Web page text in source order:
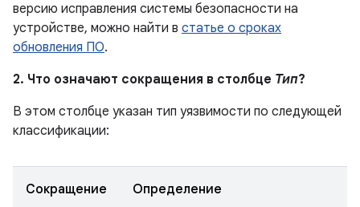
версию исправления системы безопасности на
устройстве, можно найти в статье о сроках
обновления ПО.
2. Что означают сокращения в столбце Тип?
В этом столбце указан тип уязвимости по следующей
классификации:
Сокращение Определение